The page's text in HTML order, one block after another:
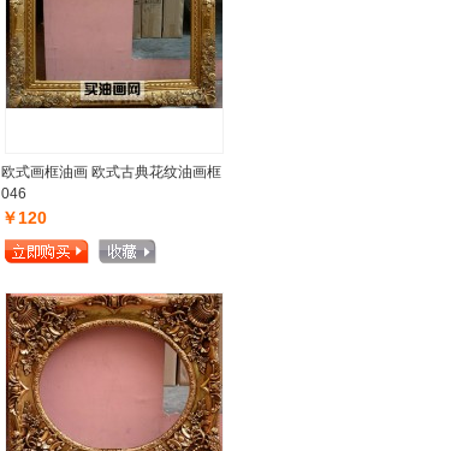
欧式画框油画 欧式古典花纹油画框
046
￥120